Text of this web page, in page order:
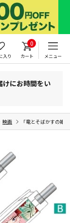
入り
0
カート メニュー
けにお時間をい
映画 「竜とそばかすの姫